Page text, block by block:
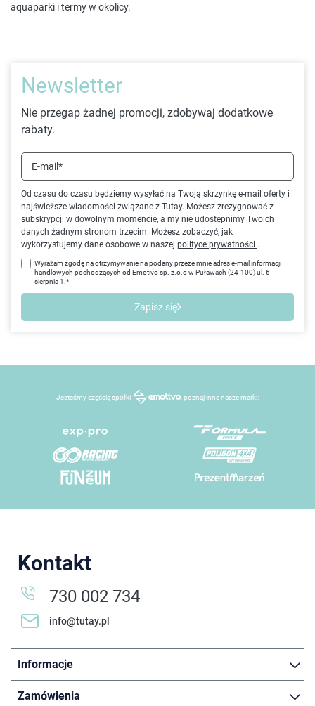
aquaparki i termy w okolicy.
Newsletter
Nie przegap żadnej promocji, zdobywaj dodatkowe
rabaty.
Od czasu do czasu będziemy wysyłać na Twoją skrzynkę e-mail oferty i
najświeższe wiadomości związane z Tutay. Możesz zrezygnować z
subskrypcji w dowolnym momencie, a my nie udostępnimy Twoich
danych żadnym stronom trzecim. Możesz zobaczyć, jak
wykorzystujemy dane osobowe w naszej polityce prywatności .
E-mail*
Wyrażam zgodę na otrzymywanie na podany przeze mnie adres e-mail informacji
handlowych pochodzących od Emotivo sp. z.o.o w Puławach (24-100) ul. 6
sierpnia 1.*
Zapisz się
Jesteśmy częścią spółki , poznaj inne nasze marki:
Kontakt
730 002 734
info@tutay.pl
Informacje
Zamówienia